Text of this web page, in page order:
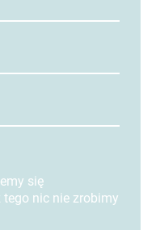
się
nic nie zrobimy